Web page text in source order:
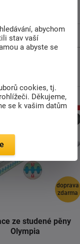
ortopedická matrace
latex v kombinaci
visco ...
doprava
zdarma
ze studené pěny
Olympia
abychom
stav vaší
a abyste se
cookies, tj.
Děkujeme,
se k vašim datům